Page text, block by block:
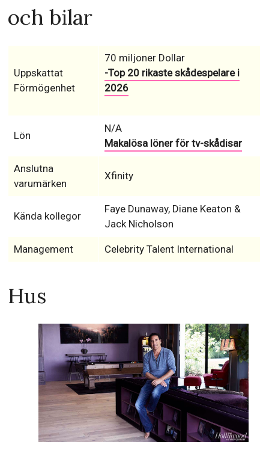
och bilar
Uppskattat
Förmögenhet
70 miljoner Dollar
-Top 20 rikaste skådespelare i
2026
Lön
N/A
Makalösa löner för tv-skådisar
Anslutna
varumärken
Xfinity
Kända kollegor
Faye Dunaway, Diane Keaton &
Jack Nicholson
Management Celebrity Talent International
Hus